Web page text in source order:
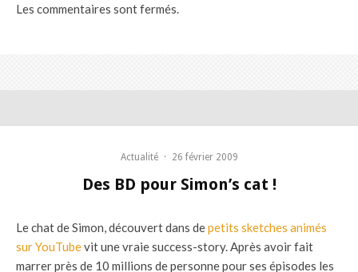
Les commentaires sont fermés.
Actualité · 26 février 2009
Des BD pour Simon’s cat !
Le chat de Simon, découvert dans depetits sketches animés
sur YouTubevit une vraie success-story. Après avoir fait
marrer près de 10 millions de personne pour ses épisodes les